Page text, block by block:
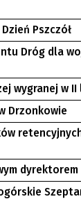
Pszczół
Dróg dla
wygranej w II
Drzonkowie
dyrektorem